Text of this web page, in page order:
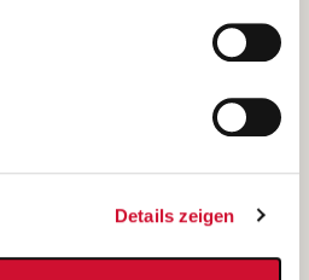
Details zeigen
AWO Bezirksverbandes Unterfranken